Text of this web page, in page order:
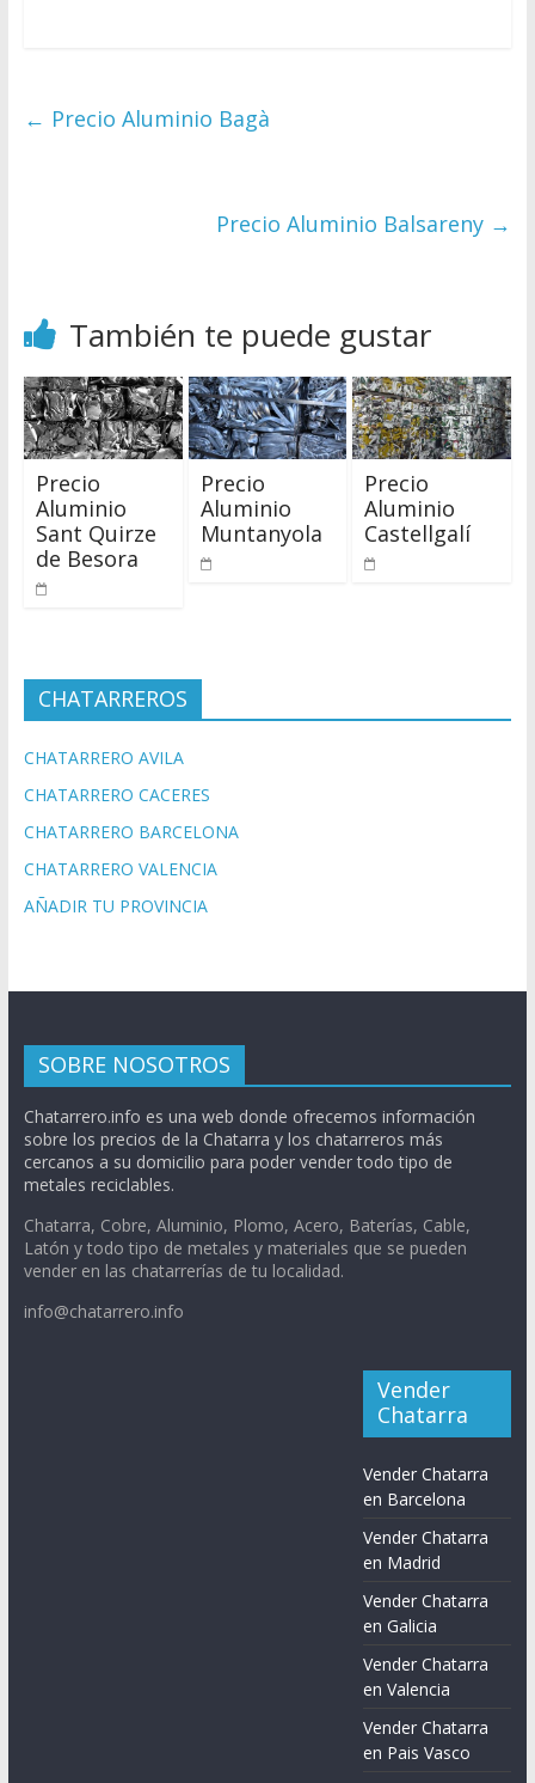
← Precio Aluminio Bagà
Precio Aluminio Balsareny →
También te puede gustar
Precio
Aluminio
Sant Quirze
de Besora
Precio
Aluminio
Muntanyola
Precio
Aluminio
Castellgalí
CHATARREROS
CHATARRERO AVILA
CHATARRERO CACERES
CHATARRERO BARCELONA
CHATARRERO VALENCIA
AÑADIR TU PROVINCIA
SOBRE NOSOTROS
Chatarrero.info es una web donde ofrecemos información
sobre los precios de la Chatarra y los chatarreros más
cercanos a su domicilio para poder vender todo tipo de
metales reciclables.
Chatarra, Cobre, Aluminio, Plomo, Acero, Baterías, Cable,
Latón y todo tipo de metales y materiales que se pueden
vender en las chatarrerías de tu localidad.
info@chatarrero.info
Vender
Chatarra
Vender Chatarra
en Barcelona
Vender Chatarra
en Madrid
Vender Chatarra
en Galicia
Vender Chatarra
en Valencia
Vender Chatarra
en Pais Vasco